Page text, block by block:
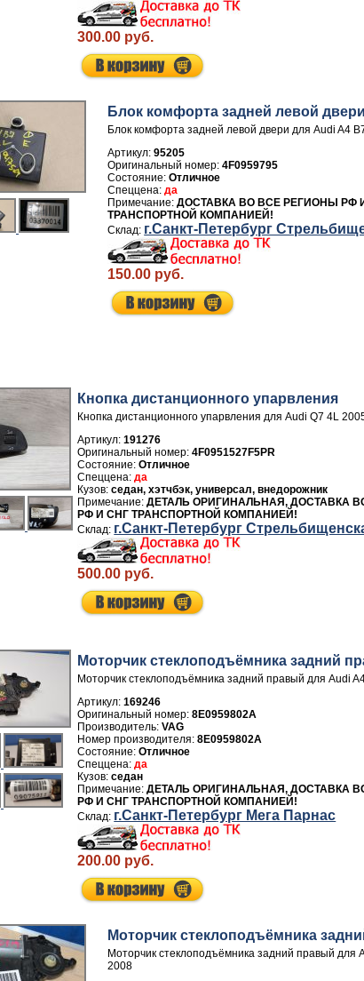
300.00 руб.
Блок комфорта задней левой
Блок комфорта задней левой двери для Audi A4
Артикул:95205
4F0959795
Отличное
да
ДОСТАВКА ВО ВСЕ РЕГИОНЫ РФ
ТРАНСПОРТНОЙ КОМПАНИЕЙ!
г.Санкт-Петербург
150.00 руб.
Кнопка дистанционного упарвления
Кнопка дистанционного упарвления для Audi Q7 4L
Артикул:191276
4F0951527F5PR
Отличное
да
седан, хэтчбэк, универсал, внедорожник
ДЕТАЛЬ ОРИГИНАЛЬНАЯ, ДОСТАВКА
РФ И СНГ ТРАНСПОРТНОЙ КОМПАНИЕЙ!
г.Санкт-Петербург
500.00 руб.
Моторчик стеклоподъёмника задний
Моторчик стеклоподъёмника задний правый для Audi
Артикул:169246
8E0959802A
Производитель:VAG
Номер производителя:8E0959802A
Отличное
да
седан
ДЕТАЛЬ ОРИГИНАЛЬНАЯ, ДОСТАВКА
РФ И СНГ ТРАНСПОРТНОЙ КОМПАНИЕЙ!
г.Санкт-Петербург Мега Парнас
200.00 руб.
Моторчик стеклоподъёмника
Моторчик стеклоподъёмника задний правый для
2008